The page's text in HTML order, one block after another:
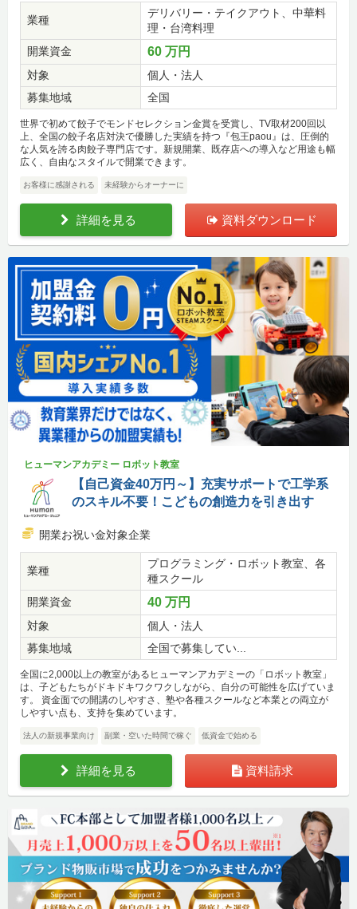
業種
デリバリー・テイクアウト、中華料
理・台湾料理
開業資金
60 万円
対象
個人・法人
募集地域
全国
世界で初めて餃子でモンドセレクション金賞を受賞し、TV取材200回以
上、全国の餃子名店対決で優勝した実績を持つ『包王paou』は、圧倒的
な人気を誇る肉餃子専門店です。新規開業、既存店への導入など用途も幅
広く、自由なスタイルで開業できます。
お客様に感謝される 未経験からオーナーに
詳細を見る 資料ダウンロード
ヒューマンアカデミー ロボット教室
【自己資金40万円～】充実サポートで工学系
のスキル不要！こどもの創造力を引き出す
開業お祝い金対象企業
業種
プログラミング・ロボット教室、各
種スクール
開業資金
40 万円
対象
個人・法人
募集地域
全国で募集してい...
全国に2,000以上の教室があるヒューマンアカデミーの「ロボット教室」
は、子どもたちがドキドキワクワクしながら、自分の可能性を広げていま
す。 資金面での開講のしやすさ、塾や各種スクールなど本業との両立が
しやすい点も、支持を集めています。
法人の新規事業向け 副業・空いた時間で稼ぐ 低資金で始める
詳細を見る 資料請求